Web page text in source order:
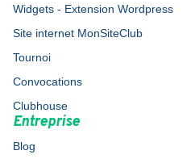
Widgets - Extension Wordpress
Site internet MonSiteClub
Tournoi
Convocations
Clubhouse
Entreprise
Blog